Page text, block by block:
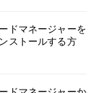
ドマネージャーを
ストールする方